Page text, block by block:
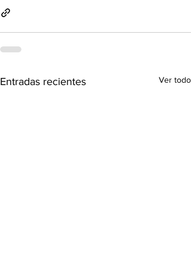
Entradas recientes Ver todo